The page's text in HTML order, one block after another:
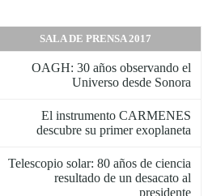
SALA DE PRENSA 2017
OAGH: 30 años observando el
Universo desde Sonora
El instrumento CARMENES
descubre su primer exoplaneta
Telescopio solar: 80 años de ciencia
resultado de un desacato al
presidente